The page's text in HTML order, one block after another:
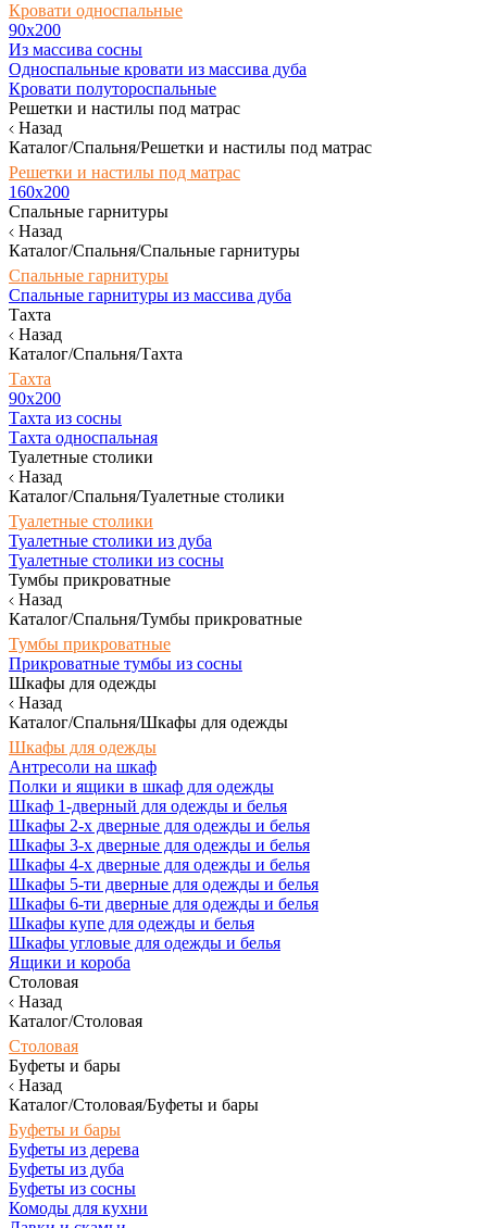
Кровати односпальные
90х200
Из массива сосны
Односпальные кровати из массива дуба
Кровати полутороспальные
Решетки и настилы под матрас
Назад
Каталог/Спальня/Решетки и настилы под матрас
Решетки и настилы под матрас
160х200
Спальные гарнитуры
Назад
Каталог/Спальня/Спальные гарнитуры
Спальные гарнитуры
Спальные гарнитуры из массива дуба
Тахта
Назад
Каталог/Спальня/Тахта
Тахта
90х200
Тахта из сосны
Тахта односпальная
Туалетные столики
Назад
Каталог/Спальня/Туалетные столики
Туалетные столики
Туалетные столики из дуба
Туалетные столики из сосны
Тумбы прикроватные
Назад
Каталог/Спальня/Тумбы прикроватные
Тумбы прикроватные
Прикроватные тумбы из сосны
Шкафы для одежды
Назад
Каталог/Спальня/Шкафы для одежды
Шкафы для одежды
Антресоли на шкаф
Полки и ящики в шкаф для одежды
Шкаф 1-дверный для одежды и белья
Шкафы 2-х дверные для одежды и белья
Шкафы 3-х дверные для одежды и белья
Шкафы 4-х дверные для одежды и белья
Шкафы 5-ти дверные для одежды и белья
Шкафы 6-ти дверные для одежды и белья
Шкафы купе для одежды и белья
Шкафы угловые для одежды и белья
Ящики и короба
Столовая
Назад
Каталог/Столовая
Столовая
Буфеты и бары
Назад
Каталог/Столовая/Буфеты и бары
Буфеты и бары
Буфеты из дерева
Буфеты из дуба
Буфеты из сосны
Комоды для кухни